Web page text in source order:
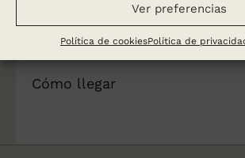
Ver preferencias
Política de cookiesPolítica de
17:00 a 20:00h
Sábados: De 09:30 a
Cómo llegar